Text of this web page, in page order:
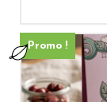
Promo !